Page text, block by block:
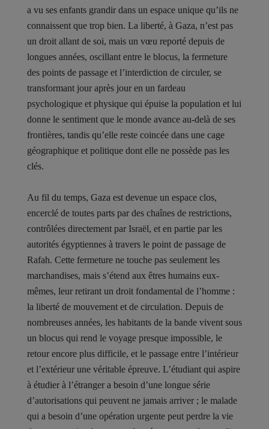
a vu ses enfants grandir dans un espace unique qu’ils ne
connaissent que trop bien. La liberté, à Gaza, n’est pas
un droit allant de soi, mais un vœu reporté depuis de
longues années, oscillant entre le blocus, la fermeture
des points de passage et l’interdiction de circuler, se
transformant jour après jour en un fardeau
psychologique et physique qui épuise la population et lui
donne le sentiment que le monde avance au-delà de ses
frontières, tandis qu’elle reste coincée dans une cage
géographique et politique dont elle ne possède pas les
clés.
Au fil du temps, Gaza est devenue un espace clos,
encerclé de toutes parts par des chaînes de restrictions,
contrôlées directement par Israël, et en partie par les
autorités égyptiennes à travers le point de passage de
Rafah. Cette fermeture ne touche pas seulement les
marchandises, mais s’étend aux êtres humains eux-
mêmes, leur retirant un droit fondamental de l’homme :
la liberté de mouvement et de circulation. Depuis de
nombreuses années, les habitants de la bande vivent sous
un blocus qui rend le voyage presque impossible, le
retour encore plus difficile, et le passage entre l’intérieur
et l’extérieur une véritable épreuve. L’étudiant qui aspire
à étudier à l’étranger a besoin d’une longue série
d’autorisations qui peuvent ne jamais arriver ; le malade
qui a besoin d’une opération urgente peut perdre la vie